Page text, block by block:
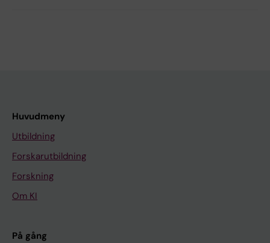
Huvudmeny
Utbildning
Forskarutbildning
Forskning
Om KI
På gång